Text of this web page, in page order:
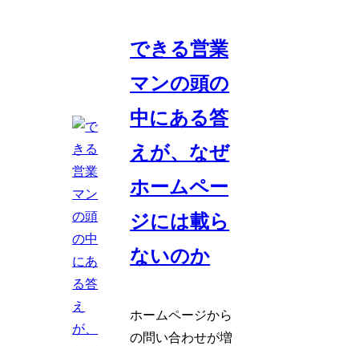
できる営業
マンの頭の
中にある答
えが、なぜ
ホームペー
ジには載ら
ないのか
ホームページから
の問い合わせが増